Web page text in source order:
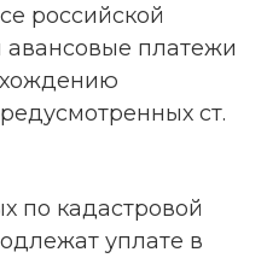
российской
авансовые платежи
ст.
по кадастровой
уплате в